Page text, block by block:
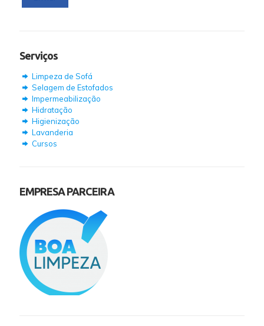
Serviços
Limpeza de Sofá
Selagem de Estofados
Impermeabilização
Hidratação
Higienização
Lavanderia
Cursos
EMPRESA PARCEIRA